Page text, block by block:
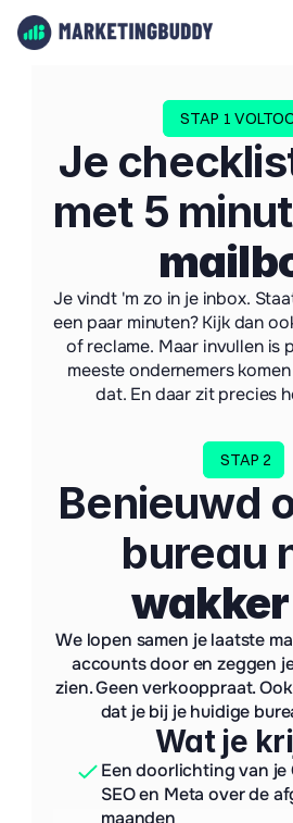
STAP 1
Je
Je vindt 'm zo in je inbox.
een paar minuten? Kijk dan
of reclame. Maar invullen is
meeste ondernemers
dat. En daar zit precies
STAP 2
Benieuwd
wakker
We lopen samen je laatste
accounts door en zeggen
zien. Geen verkooppraat.
dat je bij je huidige
Wat je
Een doorlichting van je
SEO en Meta over de
maanden